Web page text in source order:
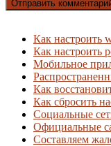
Как настроить
Как настроить
Мобильное
Как
Как сбросить
Социальные
Официальные
Составляем